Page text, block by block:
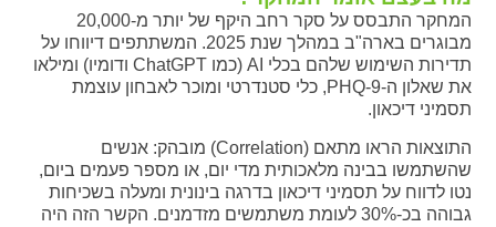
המחקר התבסס על סקר רחב היקף של יותר מ-20,000
מבוגרים בארה"ב במהלך שנת 2025. המשתתפים דיווחו על
תדירות השימוש שלהם בכלי AI (כמו ChatGPT ודומיו) ומילאו
את שאלון ה-PHQ-9, כלי סטנדרטי ומוכר לאבחון עוצמת
תסמיני דיכאון.
התוצאות הראו מתאם (Correlation) מובהק: אנשים
שהשתמשו בבינה מלאכותית מדי יום, או מספר פעמים ביום,
נטו לדווח על תסמיני דיכאון בדרגה בינונית ומעלה בשכיחות
גבוהה בכ-30% לעומת משתמשים מזדמנים. הקשר הזה היה